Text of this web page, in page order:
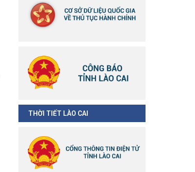
THỜI TIẾT LÀO CAI